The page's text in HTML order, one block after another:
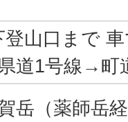
登山口まで
道1号線→町
岳（薬師岳